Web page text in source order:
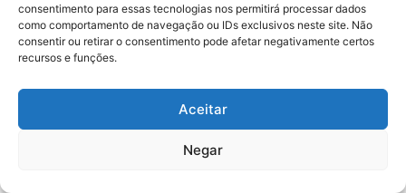
consentimento para essas tecnologias nos permitirá processar dados
como comportamento de navegação ou IDs exclusivos neste site. Não
consentir ou retirar o consentimento pode afetar negativamente certos
recursos e funções.
Aceitar
Negar
Brasil: Policia Federal investiga
antes das eleições